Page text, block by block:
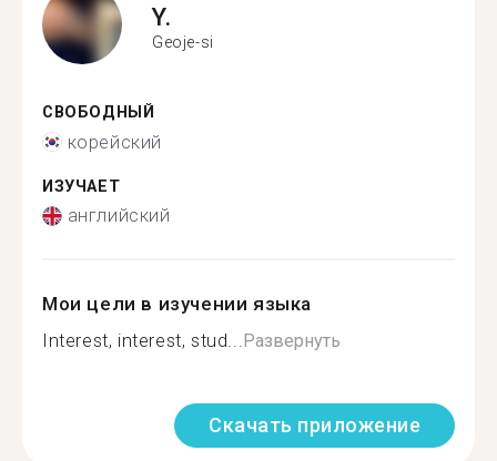
Y.
Geoje-si
СВОБОДНЫЙ
корейский
ИЗУЧАЕТ
английский
Мои цели в изучении языка
Interest, interest, stud...Развернуть
Скачать приложение